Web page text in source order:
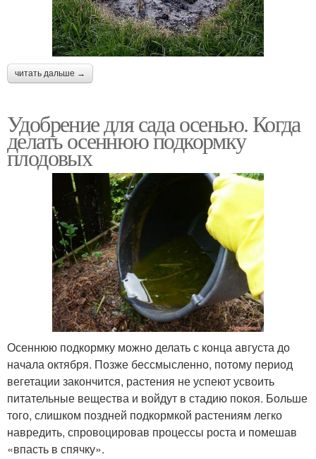
читать дальше →
Удобрение для сада осенью. Когда
делать осеннюю подкормку
плодовых
Осеннюю подкормку можно делать с конца августа до
начала октября. Позже бессмысленно, потому период
вегетации закончится, растения не успеют усвоить
питательные вещества и войдут в стадию покоя. Больше
того, слишком поздней подкормкой растениям легко
навредить, спровоцировав процессы роста и помешав
«впасть в спячку».